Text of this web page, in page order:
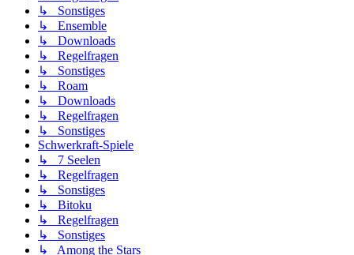
↳ Sonstiges
↳ Ensemble
↳ Downloads
↳ Regelfragen
↳ Sonstiges
↳ Roam
↳ Downloads
↳ Regelfragen
↳ Sonstiges
Schwerkraft-Spiele
↳ 7 Seelen
↳ Regelfragen
↳ Sonstiges
↳ Bitoku
↳ Regelfragen
↳ Sonstiges
↳ Among the Stars